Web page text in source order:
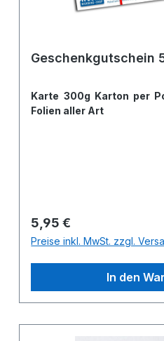
Geschenkgutschein
Karte 300g Karton per
Folien aller Art
Regulärer Preis:
5,95 €
Preise inkl. MwSt. zzgl.
In den